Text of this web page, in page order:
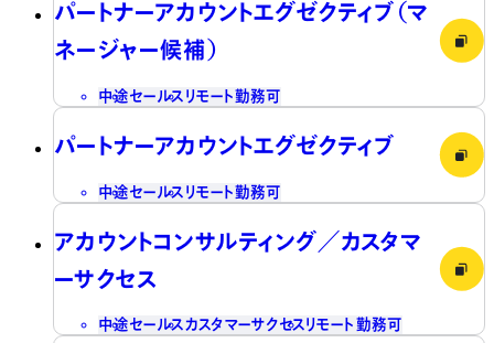
パートナーアカウントエグゼクティブ（マ
ネージャー候補）
中途セールス リモート勤務可
パートナーアカウントエグゼクティブ
中途セールス リモート勤務可
アカウントコンサルティング／カスタマ
ーサクセス
中途セールスカスタマーサクセスリモート勤務可